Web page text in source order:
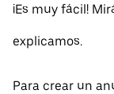
¡Es muy fácil!
explicamos.
Para crear un